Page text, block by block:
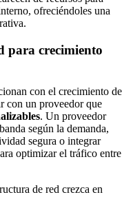
ofreciéndoles una
para crecimiento
con el crecimiento de
con un proveedor que
. Un proveedor
según la demanda,
segura o integrar
optimizar el tráfico entre
de red crezca en